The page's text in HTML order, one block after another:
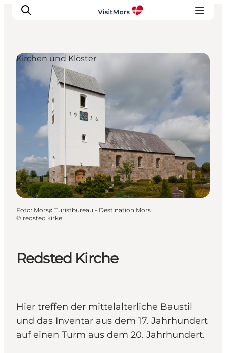
Aktivitäten
Erlebnisse
Infos über Mors
Unterkunft
Pauschalreisen / Urlaub
Planen Sie Ihre Reise
Redsted Kirche
Hier treffen der mittelalterliche Baustil
und das Inventar aus dem 17. Jahrhundert
auf einen Turm aus dem 20. Jahrhundert.
Kirchen und Klöster
Foto: Morsø Turistbureau - Destination Mors
© redsted kirke